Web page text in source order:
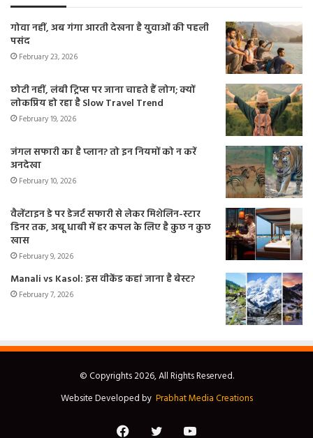
गोवा नहीं, अब गंगा आरती देखना है युवाओं की पहली
पसंद
February 23, 2026
छोटी नहीं, लंबी ट्रिप्स पर जाना चाहते हैं लोग; क्यों
लोकप्रिय हो रहा है Slow Travel Trend
February 19, 2026
जंगल सफारी का है प्लान? तो इन नियमों को न करें
अनदेखा
February 10, 2026
वैलेंटाइन डे पर डेजर्ट सफारी से लेकर मिशेलिन-स्टार
डिनर तक, अबू धाबी में हर कपल के लिए है कुछ न कुछ
खास
February 9, 2026
Manali vs Kasol: इस वीकेंड कहां जाना है बेस्ट?
February 7, 2026
© Copyrights 2026, All Rights Reserved.
Website Developed by Prabhat Media Creations
FacebookTwitterYouTube